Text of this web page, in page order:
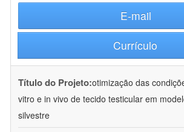
E-mail
Currículo
Título do Projeto:otimização das
vitro e in vivo de tecido testicular em
silvestre